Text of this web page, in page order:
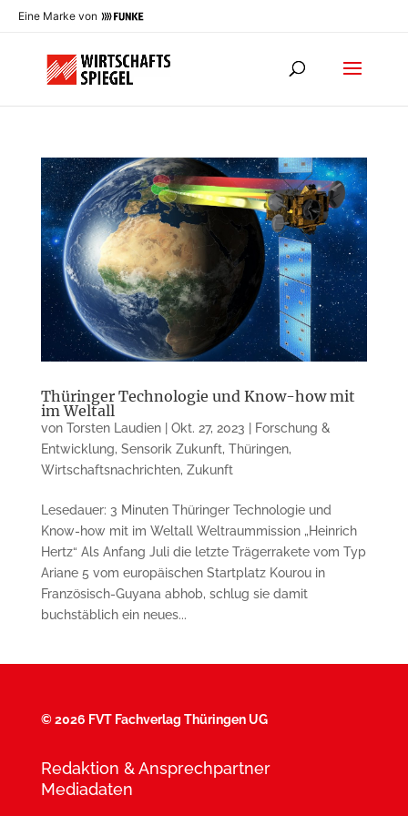
Eine Marke von
Thüringer Technologie und Know-how mit
im Weltall
von Torsten Laudien| Okt. 27, 2023
Forschung &
Entwicklung, Sensorik Zukunft, Thüringen,
Wirtschaftsnachrichten, Zukunft
Lesedauer: 3 Minuten Thüringer Technologie und
Know-how mit im Weltall Weltraummission „Heinrich
Hertz“ Als Anfang Juli die letzte Trägerrakete vom Typ
Ariane 5 vom europäischen Startplatz Kourou in
Französisch-Guyana abhob, schlug sie damit
buchstäblich ein neues...
©2026 FVT Fachverlag Thüringen UG
Redaktion & Ansprechpartner
Mediadaten